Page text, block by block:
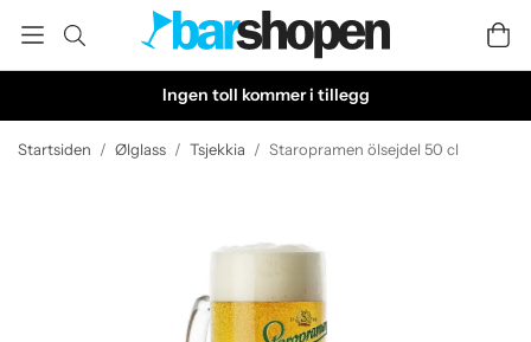
Ingen toll kommer i tillegg
Startsiden / Ølglass / Tsjekkia / Staropramen ölsejdel 50 cl